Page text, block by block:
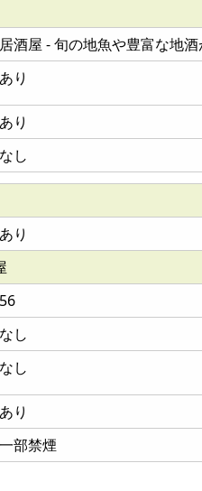
居酒屋 - 旬の地魚や豊富な地
あり
あり
なし
あり
56
なし
なし
あり
一部禁煙